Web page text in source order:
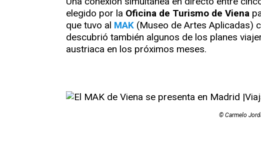
elegido por la Oficina de Turismo de Viena
que tuvo al MAK (Museo de Artes Aplicadas)
descubrió también algunos de los planes
austriaca en los próximos meses.
© Carmelo